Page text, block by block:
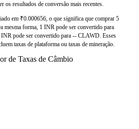
os resultados de conversão mais recentes.
em ₹0.000656, o que significa que comprar 5
mesma forma, 1 INR pode ser convertido para
pode ser convertido para -- CLAWD. Esses
taxas de plataforma ou taxas de mineração.
de Taxas de Câmbio